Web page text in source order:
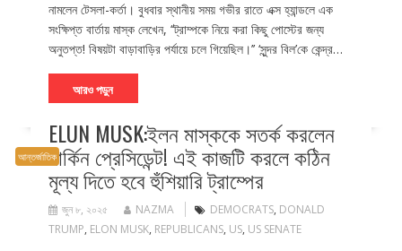
নামলেন টেসলা-কর্তা। বুধবার স্থানীয় সময় গভীর রাতে এক্স হ্যান্ডলে এক
সংক্ষিপ্ত বার্তায় মাস্ক লেখেন, ‘‘ট্রাম্পকে নিয়ে করা কিছু পোস্টের জন্য
অনুতপ্ত! বিষয়টা বাড়াবাড়ির পর্যায়ে চলে গিয়েছিল।’’ ‘সুন্দর বিল’কে কেন্দ্র…
আরও পড়ুন
আন্তর্জাতিক
ELUN MUSK:ইলন মাস্ককে সতর্ক করলেন
মার্কিন প্রেসিডেন্ট! এই কাজটি করলে কঠিন
মূল্য দিতে হবে হুঁশিয়ারি ট্রাম্পের
জুন ৮, ২০২৫ NAZMA DEMOCRATS, DONALD
TRUMP, ELON MUSK, REPUBLICANS, US, US SENATE